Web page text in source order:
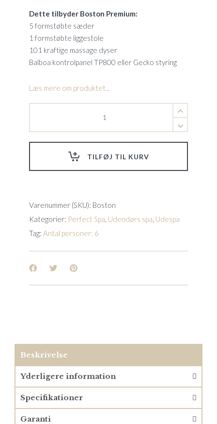
Dette tilbyder Boston Premium:
5 formstøbte sæder
1 formstøbte liggestole
101 kraftige massage dyser
Balboa kontrolpanel TP800 eller Gecko styring
Læs mere om produktet...
TILFØJ TIL KURV
Varenummer (SKU): Boston
Kategorier: Perfect Spa Udendørs spa Udespa
Tag: Antal personer: 6
Beskrivelse
Yderligere information
Specifikationer
Garanti